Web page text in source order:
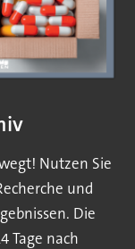
Nutzen Sie
und
Die
Tage nach